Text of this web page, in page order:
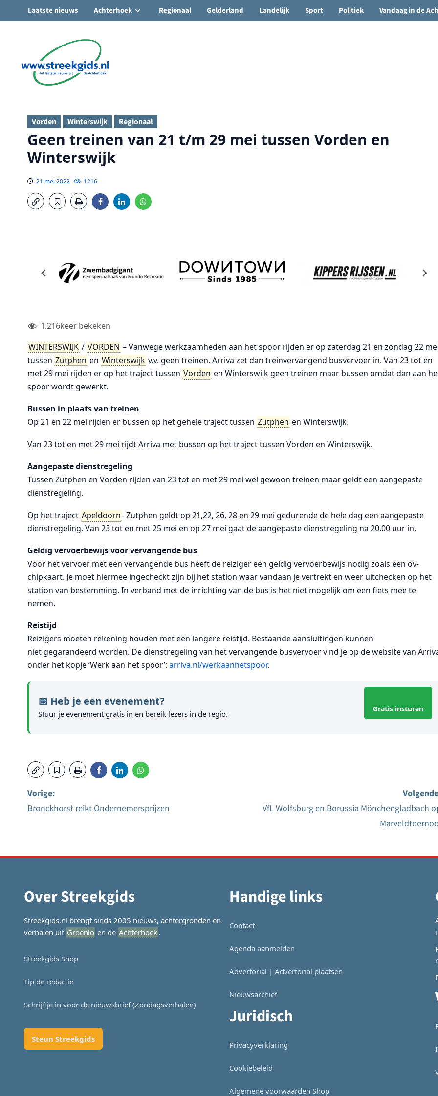
🌤️ Groenlo:20°C • Vandaag 12° / 22°
Ga
inhoud
Laatste nieuws Achterhoek Regionaal Gelderland Landelijk Sport Politiek Vandaag in de
Vorden Winterswijk Regionaal
Geen treinen van 21 t/m 29 mei tussen Vorden en
Winterswijk
21 mei 2022 1216
1.216keer bekeken
WINTERSWIJK / VORDEN – Vanwege werkzaamheden aan het spoor rijden er op zaterdag 21 en zondag 22 mei
tussen Zutphen en Winterswijk v.v. geen treinen. Arriva zet dan treinvervangend busvervoer in. Van 23 tot en
met 29 mei rijden er op het traject tussen Vorden en Winterswijk geen treinen maar bussen omdat dan aan
spoor wordt gewerkt.
Bussen in plaats van treinen
Op 21 en 22 mei rijden er bussen op het gehele traject tussen Zutphen en Winterswijk.
Van 23 tot en met 29 mei rijdt Arriva met bussen op het traject tussen Vorden en Winterswijk.
Aangepaste dienstregeling
Tussen Zutphen en Vorden rijden van 23 tot en met 29 mei wel gewoon treinen maar geldt een aangepaste
dienstregeling.
Op het traject Apeldoorn- Zutphen geldt op 21,22, 26, 28 en 29 mei gedurende de hele dag een aangepaste
dienstregeling. Van 23 tot en met 25 mei en op 27 mei gaat de aangepaste dienstregeling na 20.00 uur in.
Geldig vervoerbewijs voor vervangende bus
Voor het vervoer met een vervangende bus heeft de reiziger een geldig vervoerbewijs nodig zoals een ov-
chipkaart. Je moet hiermee ingecheckt zijn bij het station waar vandaan je vertrekt en weer uitchecken op het
station van bestemming. In verband met de inrichting van de bus is het niet mogelijk om een fiets mee te
nemen.
Reistijd
Reizigers moeten rekening houden met een langere reistijd. Bestaande aansluitingen kunnen
niet gegarandeerd worden. De dienstregeling van het vervangende busvervoer vind je op de website van
onder het kopje ‘Werk aan het spoor’:arriva.nl/werkaanhetspoor.
📅 Heb je een evenement?
Stuur je evenement gratis in en bereik lezers in de regio.
Gratis insturen
Vorige:
Bronckhorst reikt Ondernemersprijzen
VfL Wolfsburg en Borussia Mönchengladbach
Over Streekgids
Streekgids.nl brengt sinds 2005 nieuws, achtergronden en
verhalen uit Groenlo en de Achterhoek.
Streekgids Shop
Tip de redactie
Schrijf je in voor de nieuwsbrief (Zondagsverhalen)
Steun Streekgids
Handige links
Contact
Agenda aanmelden
Advertorial | Advertorial plaatsen
Nieuwsarchief
Juridisch
Privacyverklaring
Cookiebeleid
Algemene voorwaarden Shop